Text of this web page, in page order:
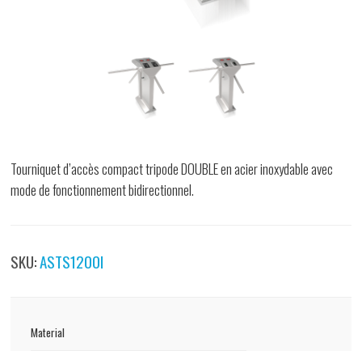
Tourniquet d’accès compact tripode DOUBLE en acier inoxydable avec
mode de fonctionnement bidirectionnel.
SKU:ASTS1200I
Material